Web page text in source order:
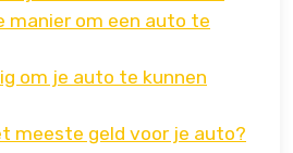
manier om een auto te
om je auto te kunnen
meeste geld voor je auto?